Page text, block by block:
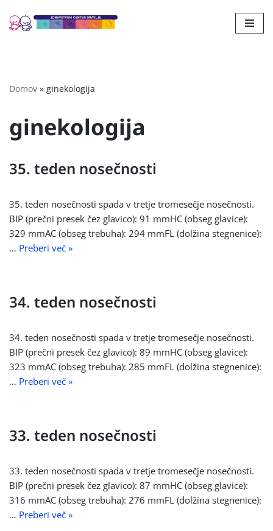
Skoči
Domov » ginekologija
ginekologija
35. teden nosečnosti
35. teden nosečnosti spada v tretje tromesečje nosečnosti.
BIP (prečni presek čez glavico): 91 mmHC (obseg glavice):
329 mmAC (obseg trebuha): 294 mmFL (dolžina stegnenice):
… Preberi več »
34. teden nosečnosti
34. teden nosečnosti spada v tretje tromesečje nosečnosti.
BIP (prečni presek čez glavico): 89 mmHC (obseg glavice):
323 mmAC (obseg trebuha): 285 mmFL (dolžina stegnenice):
… Preberi več »
33. teden nosečnosti
33. teden nosečnosti spada v tretje tromesečje nosečnosti.
BIP (prečni presek čez glavico): 87 mmHC (obseg glavice):
316 mmAC (obseg trebuha): 276 mmFL (dolžina stegnenice):
… Preberi več »